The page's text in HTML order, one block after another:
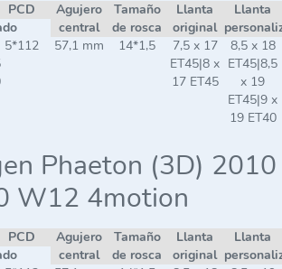
PCD
Agujero
central
Tamaño
de rosca
Llanta
original
Llanta
5*112 57,1 mm 14*1,5
7,5 x 17
ET45|8 x
17 ET45
8,5 x 18
ET45|8,5
x 19
ET45|9 x
19 ET40
Phaeton (3D) 2010
W12 4motion
PCD
Agujero
central
Tamaño
de rosca
Llanta
original
Llanta